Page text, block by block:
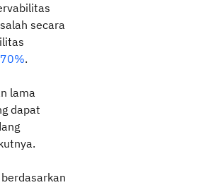
secara
.
lama
dapat